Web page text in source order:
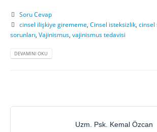
Soru Cevap
cinsel ilişkiye girememe, Cinsel isteksizlik, cinsel
sorunları, Vajinismus, vajinismus tedavisi
DEVAMINI OKU
Uzm. Psk. Kemal Özcan